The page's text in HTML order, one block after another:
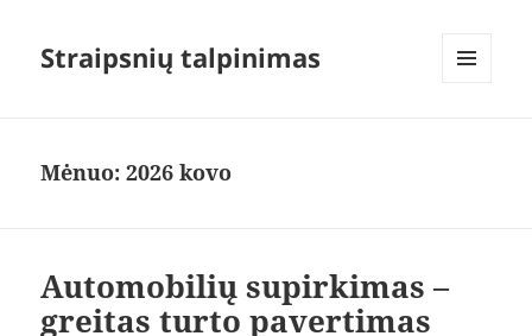
Straipsnių talpinimas
Mėnuo:2026 kovo
Automobilių supirkimas –
greitas turto pavertimas